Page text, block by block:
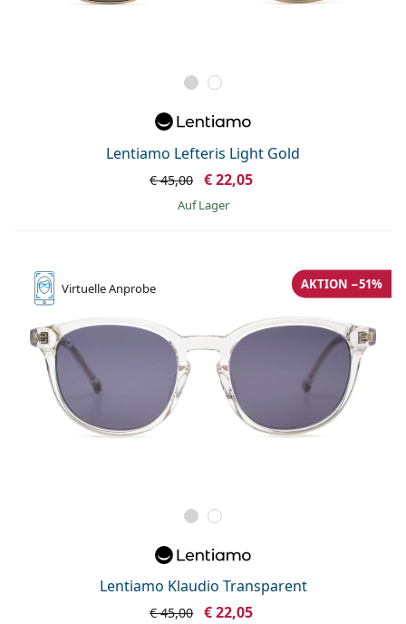
Lentiamo Lefteris Light Gold
€ 45,00 € 22,05
auf Lager
VirtuelleAnprobe
Lentiamo Klaudio Transparent
AKTION −51%
€ 45,00 € 22,05